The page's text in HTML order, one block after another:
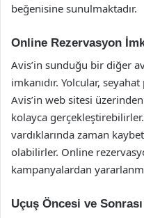
beğenisine sunulmaktadır.
Online Rezervasyon
Avis’in sunduğu bir diğer
imkanıdır. Yolcular,
Avis’in web sitesi
kolayca
vardıklarında zaman
olabilirler. Online
kampanyalardan
Uçuş Öncesi ve